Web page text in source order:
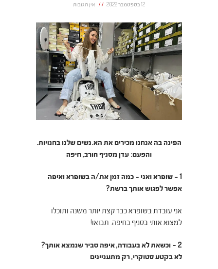
12 בספטמבר 2022 אין תגובות
הפינה בה אנחנו מכירים את הא.נשים שלנו בחנויות.
והפעם: עדן מסניף חורב, חיפה
1 – שופרא ואני – כמה זמן את/ה בשופרא ואיפה
אפשר לפגוש אותך ברשת?
אני עובדת בשופרא כבר קצת יותר משנה ותוכלו
למצוא אותי בסניף בחיפה. תבואו!
2 – וכשאת לא בעבודה, איפה סביר שנמצא אותך?
לא בקטע סטוקרי, רק מתעניינים